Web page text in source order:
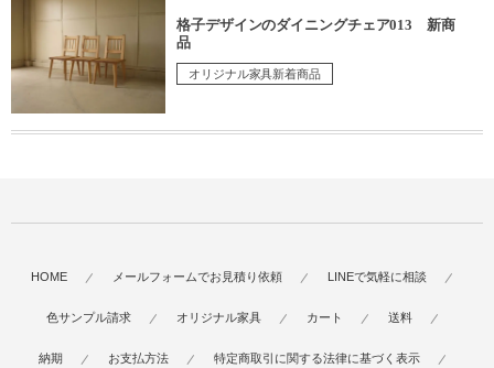
格子デザインのダイニングチェア013 新商
品
オリジナル家具新着商品
HOME メールフォームでお見積り依頼 LINEで気軽に相談
色サンプル請求 オリジナル家具 カート 送料
納期 お支払方法 特定商取引に関する法律に基づく表示